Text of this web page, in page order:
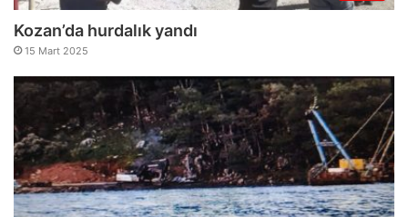
Kozan’da hurdalık yandı
15 Mart 2025